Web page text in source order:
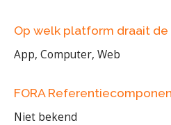
Op welk platform draait
App, Computer, Web
FORA
Niet bekend